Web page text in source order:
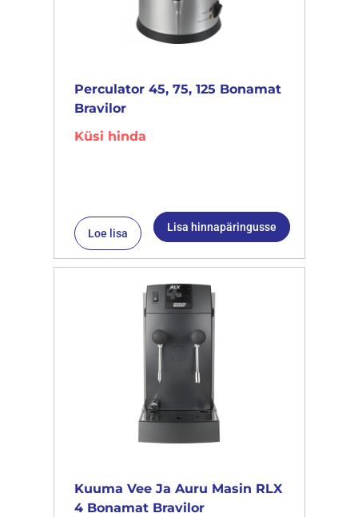
Perculator 45, 75, 125 Bonamat
Bravilor
Küsi hinda
Loe lisa Lisa hinnapäringusse
Kuuma Vee Ja Auru Masin RLX
4 Bonamat Bravilor